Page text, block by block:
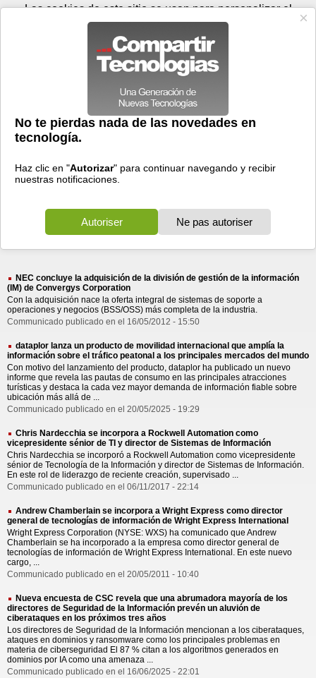
Prensa Videos
> sistemas informacion
sistemas informacion
6709 resultados Ordenar por fecha-Ordenar por pertinencia
NEC concluye la adquisición de la división de gestión de la información
(IM) de Convergys Corporation
Con la adquisición nace la oferta integral de sistemas de soporte a
operaciones y negocios (BSS/OSS) más completa de la industria.
Communicado publicado en el 16/05/2012 - 15:50
dataplor lanza un producto de movilidad internacional que amplía la
información sobre el tráfico peatonal a los principales mercados del mundo
Con motivo del lanzamiento del producto, dataplor ha publicado un nuevo
informe que revela las pautas de consumo en las principales atracciones
turísticas y destaca la cada vez mayor demanda de información fiable sobre
ubicación más allá de ...
Communicado publicado en el 20/05/2025 - 19:29
Chris Nardecchia se incorpora a Rockwell Automation como
vicepresidente sénior de TI y director de Sistemas de Información
Chris Nardecchia se incorporó a Rockwell Automation como vicepresidente
sénior de Tecnología de la Información y director de Sistemas de Información.
En este rol de liderazgo de reciente creación, supervisado ...
Communicado publicado en el 06/11/2017 - 22:14
Andrew Chamberlain se incorpora a Wright Express como director
general de tecnologías de información de Wright Express International
Wright Express Corporation (NYSE: WXS) ha comunicado que Andrew
Chamberlain se ha incorporado a la empresa como director general de
tecnologías de información de Wright Express International. En este nuevo
cargo, ...
Communicado publicado en el 20/05/2011 - 10:40
Nueva encuesta de CSC revela que una abrumadora mayoría de los
directores de Seguridad de la Información prevén un aluvión de
ciberataques en los próximos tres años
Los directores de Seguridad de la Información mencionan a los ciberataques,
ataques en dominios y ransomware como los principales problemas en
materia de ciberseguridad El 87 % citan a los algoritmos generados en
dominios por IA como una amenaza ...
Communicado publicado en el 16/06/2025 - 22:01
Lunes 10 de agosto - 12:53 Registrar Conectar
Las cookies de este sitio se usan para personalizar el
contenido y los anuncios, para ofrecer funciones de medios
sociales y para analizar el tráfico. Además, compartimos
información sobre el uso que haga del sitio web con nuestros
partners de medios sociales, de publicidad y de análisis
web.
OK